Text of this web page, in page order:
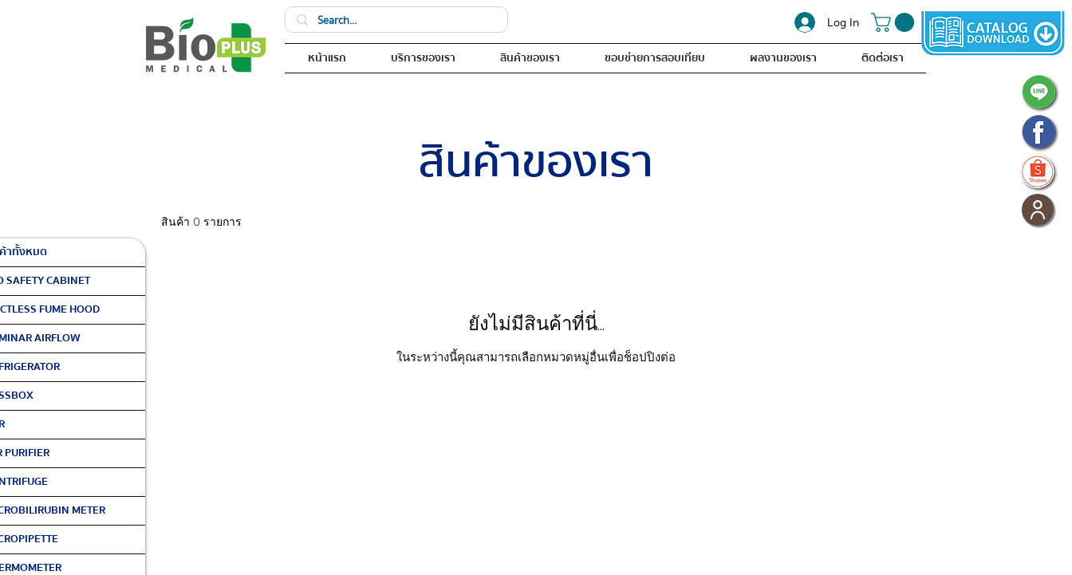
Log In
หน้าแรก บริการของเรา สินค้าของเรา ขอบข่ายการสอบเทียบ ผลงานของเรา ติดต่อเรา
สินค้าของเรา
าทั้งหมด
SAFETY CABINET
FUME HOOD
AIRFLOW
PURIFIER
METER
สินค้า 0 รายการ
ยังไม่มีสินค้าที่นี่...
ในระหว่างนี้คุณสามารถเลือกหมวดหมู่อื่นเพื่อช็อปปิงต่อ